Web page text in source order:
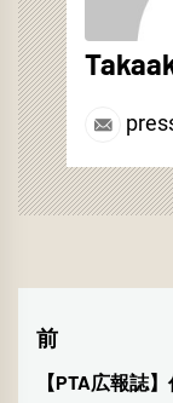
投
稿
前
前
【PTA広報誌